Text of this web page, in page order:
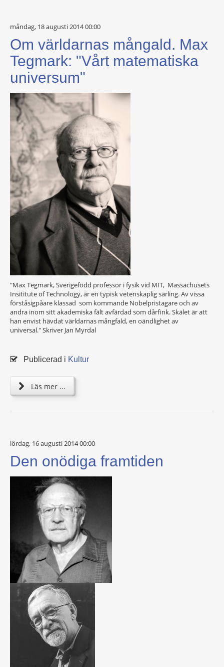
måndag, 18 augusti 2014 00:00
Om världarnas mångald. Max
Tegmark: "Vårt matematiska
universum"
"Max Tegmark, Sverigefödd professor i fysik vid MIT, Massachusets
Insititute of Technology, är en typisk vetenskaplig särling. Av vissa
förståsigpåare klassad som kommande Nobelpristagare och av
andra inom sitt akademiska fält avfärdad som dårfink. Skälet är att
han envist hävdat världarnas mångfald, en oändlighet av
universal." Skriver Jan Myrdal
Publicerad i Kultur
Läs mer ...
lördag, 16 augusti 2014 00:00
Den onödiga framtiden